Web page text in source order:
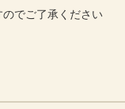
でご了承ください